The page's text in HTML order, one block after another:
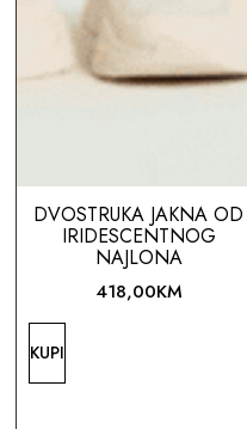
DVOSTRUKA JAKNA OD
IRIDESCENTNOG
NAJLONA
418,00KM
KUPI